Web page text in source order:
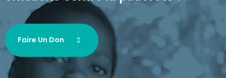
Faire Un Don
Faire Un Don